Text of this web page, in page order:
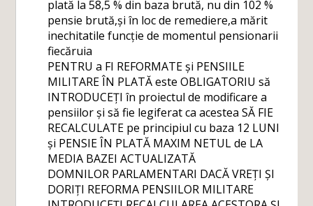
plată la 58,5 % din baza brută, nu din 102 %
pensie brută,și în loc de remediere,a mărit
inechitatile funcție de momentul pensionarii
fiecăruia
PENTRU a FI REFORMATE și PENSIILE
MILITARE ÎN PLATĂ este OBLIGATORIU să
INTRODUCEȚI în proiectul de modificare a
pensiilor și să fie legiferat ca acestea SĂ FIE
RECALCULATE pe principiul cu baza 12 LUNI
și PENSIE ÎN PLATĂ MAXIM NETUL de LA
MEDIA BAZEI ACTUALIZATĂ
DOMNILOR PARLAMENTARI DACĂ VREȚI ȘI
DORIȚI REFORMA PENSIILOR MILITARE